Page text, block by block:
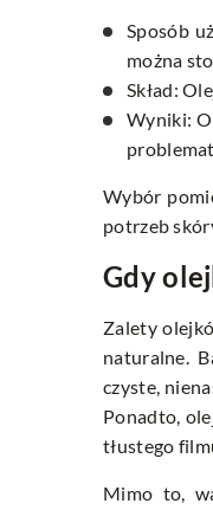
Sposób
można
Skład:
Wyniki:
Wybór
potrzeb
Gdy
Zalety
naturalne.
czyste,
Ponadto,
tłustego
Mimo to,